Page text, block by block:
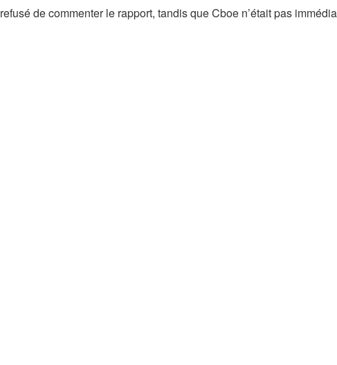
de commenter le rapport, tandis que Cboe n’était pas